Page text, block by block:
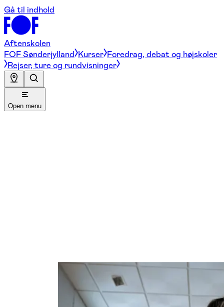
Gå til indhold
Aftenskolen
FOF Sønderjylland Kurser Foredrag, debat og højskoler
Rejser, ture og rundvisninger
Open menu